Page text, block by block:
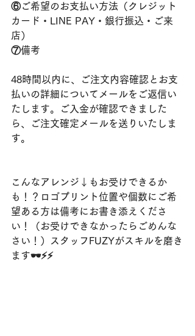
⑥ご希望のお支払い方法（クレジット
カード・LINE PAY・銀行振込・ご来
店）
⑦備考
48時間以内に、ご注文内容確認とお支
払いの詳細についてメールをご返信い
たします。ご入金が確認できました
ら、ご注文確定メールを送りいたしま
す。
こんなアレンジ↓もお受けできるか
も！？ロゴプリント位置や個数にご希
望ある方は備考にお書き添えくださ
い！（お受けできなかったらごめんな
さい！）スタッフFUZYがスキルを磨き
ます🕶⚡️⚡️